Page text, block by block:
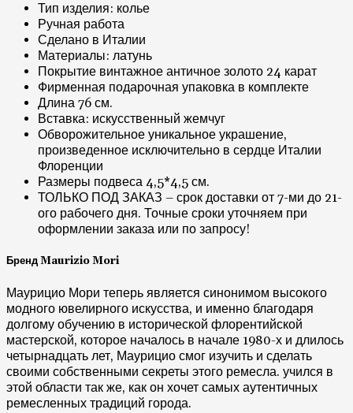
Тип изделия: колье
Ручная работа
Сделано в Италии
Материалы: латунь
Покрытие винтажное античное золото 24 карат
Фирменная подарочная упаковка в комплекте
Длина 76 см.
Вставка: искусственный жемчуг
Обворожительное уникальное украшение,
произведенное исключительно в сердце Италии
Флоренции
Размеры подвеса 4,5*4,5 см.
ТОЛЬКО ПОД ЗАКАЗ – срок доставки от 7-ми до 21-
ого рабочего дня. Точные сроки уточняем при
оформлении заказа или по запросу!
Бренд Maurizio Mori
Маурицио Мори теперь является синонимом высокого
модного ювелирного искусства, и именно благодаря
долгому обучению в исторической флорентийской
мастерской, которое началось в начале 1980-х и длилось
четырнадцать лет, Маурицио смог изучить и сделать
своими собственными секреты этого ремесла. учился в
этой области так же, как он хочет самых аутентичных
ремесленных традиций города.